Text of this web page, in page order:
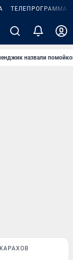
ТЕЛЕПРОГРАММА
назвали